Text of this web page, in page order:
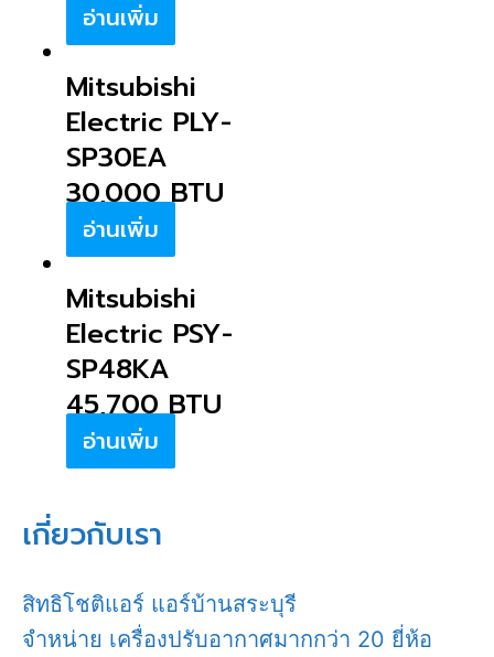
อ่านเพิ่ม
Mitsubishi
Electric PLY-
SP30EA
30,000 BTU
อ่านเพิ่ม
Mitsubishi
Electric PSY-
SP48KA
45,700 BTU
อ่านเพิ่ม
เกี่ยวกับเรา
สิทธิโชติแอร์ แอร์บ้านสระบุรี
จำหน่าย เครื่องปรับอากาศมากกว่า 20 ยี่ห้อ